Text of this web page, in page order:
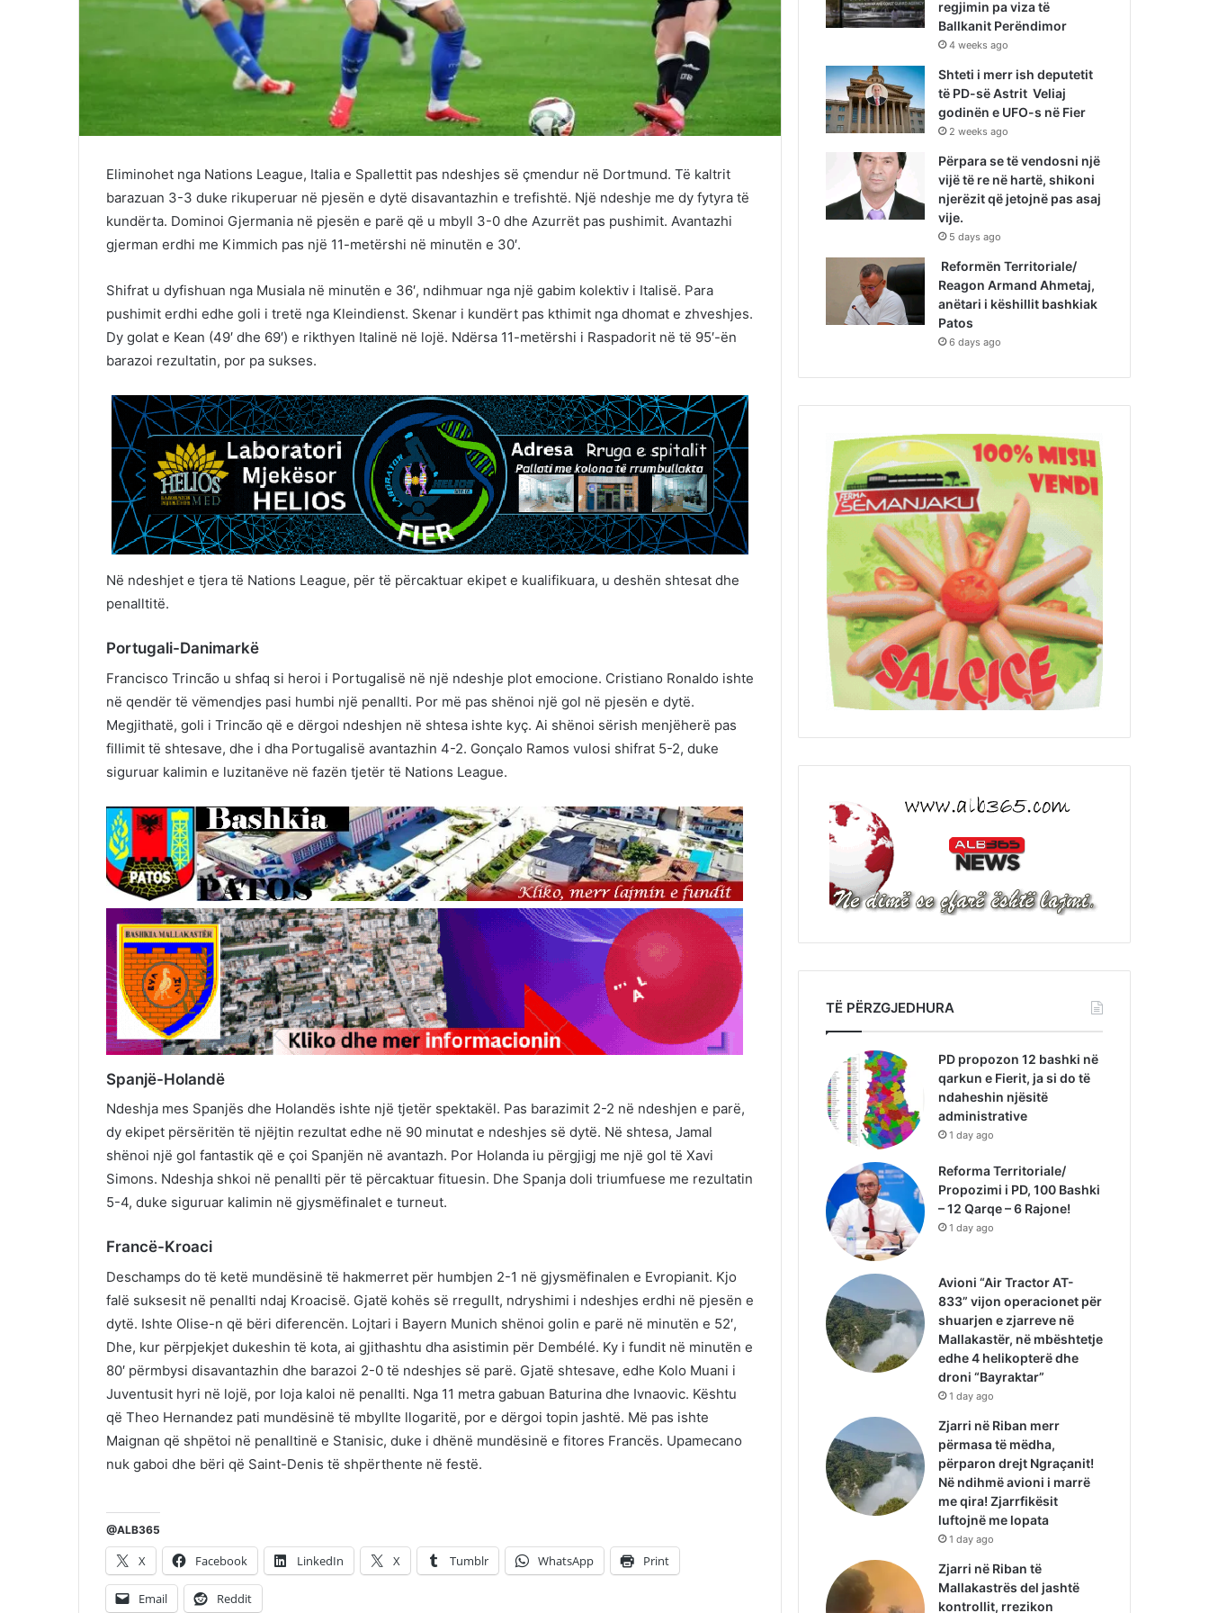
Eliminohet nga Nations League, Italia e Spallettit pas ndeshjes së çmendur në Dortmund. Të kaltrit
barazuan 3-3 duke rikuperuar në pjesën e dytë disavantazhin e trefishtë. Një ndeshje me dy fytyra të
kundërta. Dominoi Gjermania në pjesën e parë që u mbyll 3-0 dhe Azurrët pas pushimit. Avantazhi
gjerman erdhi me Kimmich pas një 11-metërshi në minutën e 30′.
Shifrat u dyfishuan nga Musiala në minutën e 36′, ndihmuar nga një gabim kolektiv i Italisë. Para
pushimit erdhi edhe goli i tretë nga Kleindienst. Skenar i kundërt pas kthimit nga dhomat e zhveshjes.
Dy golat e Kean (49′ dhe 69′) e rikthyen Italinë në lojë. Ndërsa 11-metërshi i Raspadorit në të 95′-ën
barazoi rezultatin, por pa sukses.
Në ndeshjet e tjera të Nations League, për të përcaktuar ekipet e kualifikuara, u deshën shtesat dhe
penalltitë.
Portugali-Danimarkë
Francisco Trincão u shfaq si heroi i Portugalisë në një ndeshje plot emocione. Cristiano Ronaldo ishte
në qendër të vëmendjes pasi humbi një penallti. Por më pas shënoi një gol në pjesën e dytë.
Megjithatë, goli i Trincão që e dërgoi ndeshjen në shtesa ishte kyç. Ai shënoi sërish menjëherë pas
fillimit të shtesave, dhe i dha Portugalisë avantazhin 4-2. Gonçalo Ramos vulosi shifrat 5-2, duke
siguruar kalimin e luzitanëve në fazën tjetër të Nations League.
Spanjë-Holandë
Ndeshja mes Spanjës dhe Holandës ishte një tjetër spektakël. Pas barazimit 2-2 në ndeshjen e parë,
dy ekipet përsëritën të njëjtin rezultat edhe në 90 minutat e ndeshjes së dytë. Në shtesa, Jamal
shënoi një gol fantastik që e çoi Spanjën në avantazh. Por Holanda iu përgjigj me një gol të Xavi
Simons. Ndeshja shkoi në penallti për të përcaktuar fituesin. Dhe Spanja doli triumfuese me rezultatin
5-4, duke siguruar kalimin në gjysmëfinalet e turneut.
Francë-Kroaci
Deschamps do të ketë mundësinë të hakmerret për humbjen 2-1 në gjysmëfinalen e Evropianit. Kjo
falë suksesit në penallti ndaj Kroacisë. Gjatë kohës së rregullt, ndryshimi i ndeshjes erdhi në pjesën e
dytë. Ishte Olise-n që bëri diferencën. Lojtari i Bayern Munich shënoi golin e parë në minutën e 52′,
Dhe, kur përpjekjet dukeshin të kota, ai gjithashtu dha asistimin për Dembélé. Ky i fundit në minutën e
80′ përmbysi disavantazhin dhe barazoi 2-0 të ndeshjes së parë. Gjatë shtesave, edhe Kolo Muani i
Juventusit hyri në lojë, por loja kaloi në penallti. Nga 11 metra gabuan Baturina dhe Ivnaovic. Kështu
që Theo Hernandez pati mundësinë të mbyllte llogaritë, por e dërgoi topin jashtë. Më pas ishte
Maignan që shpëtoi në penalltinë e Stanisic, duke i dhënë mundësinë e fitores Francës. Upamecano
nuk gaboi dhe bëri që Saint-Denis të shpërthente në festë.
@ALB365
X Facebook LinkedIn X Tumblr WhatsApp Print
Email Reddit
regjimin pa viza të
Ballkanit Perëndimor
4 weeks ago
Shteti i merr ish deputetit
të PD-së Astrit Veliaj
godinën e UFO-s në Fier
2 weeks ago
Përpara se të vendosni një
vijë të re në hartë, shikoni
njerëzit që jetojnë pas asaj
vije.
5 days ago
Reformën Territoriale/
Reagon Armand Ahmetaj,
anëtari i këshillit bashkiak
Patos
6 days ago
TË PËRZGJEDHURA
PD propozon 12 bashki në
qarkun e Fierit, ja si do të
ndaheshin njësitë
administrative
1 day ago
Reforma Territoriale/
Propozimi i PD, 100 Bashki
– 12 Qarqe – 6 Rajone!
1 day ago
Avioni “Air Tractor AT-
833” vijon operacionet për
shuarjen e zjarreve në
Mallakastër, në mbështetje
edhe 4 helikopterë dhe
droni “Bayraktar”
1 day ago
Zjarri në Riban merr
përmasa të mëdha,
përparon drejt Ngraçanit!
Në ndihmë avioni i marrë
me qira! Zjarrfikësit
luftojnë me lopata
1 day ago
Zjarri në Riban të
Mallakastrës del jashtë
kontrollit, rrezikon